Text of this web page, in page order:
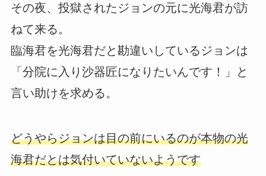
その夜、投獄されたジョンの元に光海君が訪
ねて来る。
臨海君を光海君だと勘違いしているジョンは
「分院に入り沙器匠になりたいんです！」と
言い助けを求める。
どうやらジョンは目の前にいるのが本物の光
海君だとは気付いていないようです